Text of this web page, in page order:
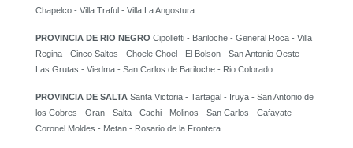
Chapelco - Villa Traful - Villa La Angostura
PROVINCIA DE RIO NEGRO Cipolletti - Bariloche - General Roca - Villa
Regina - Cinco Saltos - Choele Choel - El Bolson - San Antonio Oeste -
Las Grutas - Viedma - San Carlos de Bariloche - Rio Colorado
PROVINCIA DE SALTA Santa Victoria - Tartagal - Iruya - San Antonio de
los Cobres - Oran - Salta - Cachi - Molinos - San Carlos - Cafayate -
Coronel Moldes - Metan - Rosario de la Frontera